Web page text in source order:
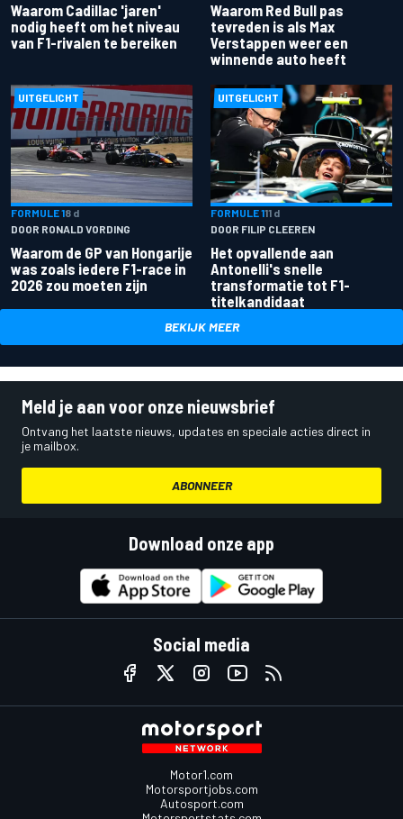
Waarom Cadillac 'jaren'
nodig heeft om het niveau
van F1-rivalen te bereiken
Waarom Red Bull pas
tevreden is als Max
Verstappen weer een
winnende auto heeft
UITGELICHT
FORMULE 18 d
DOOR RONALD VORDING
Waarom de GP van Hongarije
was zoals iedere F1-race in
2026 zou moeten zijn
UITGELICHT
FORMULE 111 d
DOOR FILIP CLEEREN
Het opvallende aan
Antonelli's snelle
transformatie tot F1-
titelkandidaat
BEKIJK MEER
Meld je aan voor onze nieuwsbrief
Ontvang het laatste nieuws, updates en speciale acties direct in
je mailbox.
ABONNEER
Download onze app
Social media
Motor1.com
Motorsportjobs.com
Autosport.com